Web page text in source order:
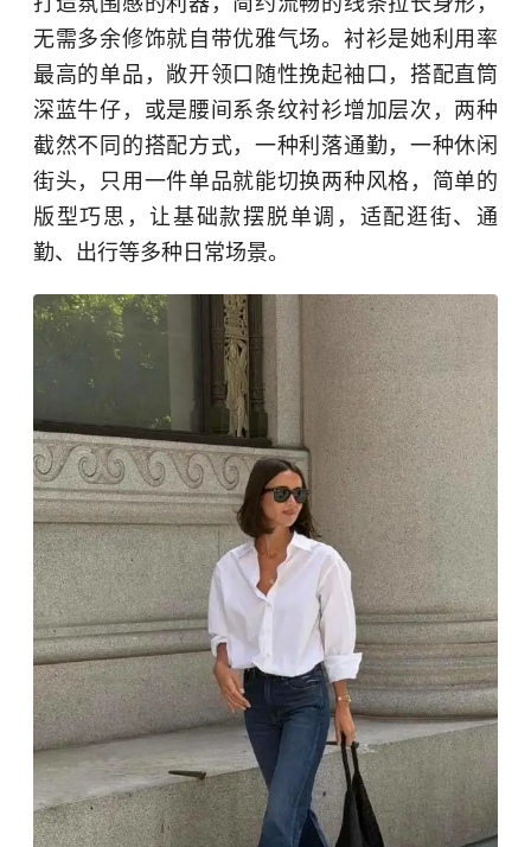
无需多余修饰就自带优雅气场。衬衫是她利用率
最高的单品，敞开领口随性挽起袖口，搭配直筒
深蓝牛仔，或是腰间系条纹衬衫增加层次，两种
截然不同的搭配方式，一种利落通勤，一种休闲
街头，只用一件单品就能切换两种风格，简单的
版型巧思，让基础款摆脱单调，适配逛街、通
勤、出行等多种日常场景。